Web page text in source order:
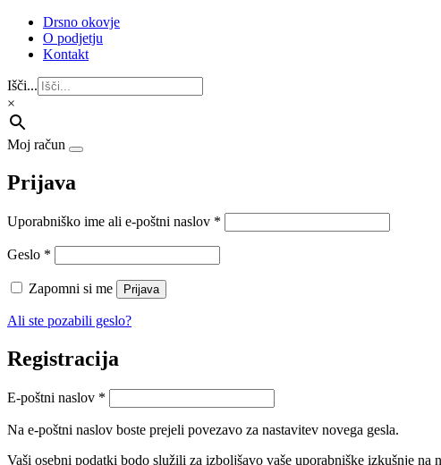
Drsno okovje
O podjetju
Kontakt
Išči...
×
Moj račun
Prijava
Uporabniško ime ali e-poštni naslov *
Geslo *
Zapomni si me Prijava
Ali ste pozabili geslo?
Registracija
E-poštni naslov *
Na e-poštni naslov boste prejeli povezavo za nastavitev novega gesla.
Vaši osebni podatki bodo služili za izboljšavo vaše uporabniške izkušnje na